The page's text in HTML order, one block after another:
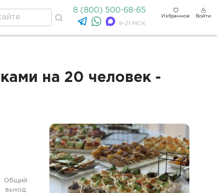
8 (800) 500-68-65
9-21 МСК
Избранное Войти
на 20 человек -
Общий
выход